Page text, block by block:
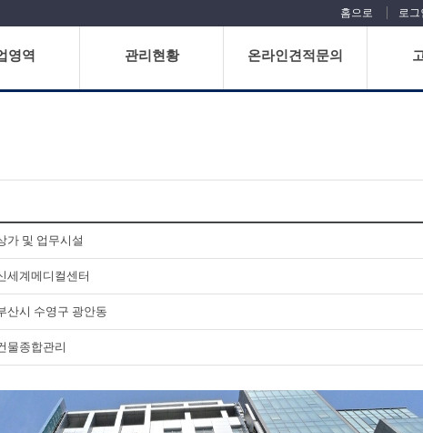
홈으로 로그
영역 관리현황 온라인견적문의
가 및 업무시설
세계메디컬센터
산시 수영구 광안동
물종합관리